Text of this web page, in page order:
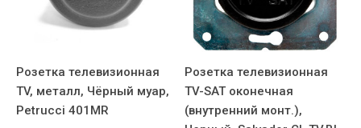
Розетка телевизионная
TV, металл, Чёрный муар,
Petrucci 401MR
Розетка телевизионная
TV-SAT оконечная
(внутренний монт.),